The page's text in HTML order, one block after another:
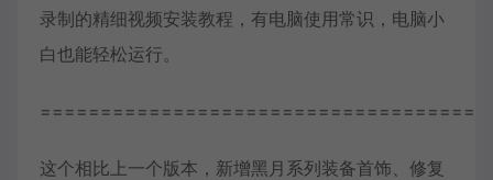
录制的精细视频安装教程，有电脑使用常识，电脑小
白也能轻松运行。
这个相比上一个版本，新增黑月系列装备首饰、修复